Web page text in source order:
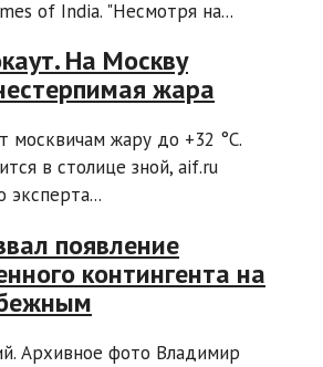
of India. "Несмотря на...
На Москву
жара
москвичам жару до +32 °C.
в столице зной, aif.ru
эксперта...
появление
контингента на
Архивное фото Владимир